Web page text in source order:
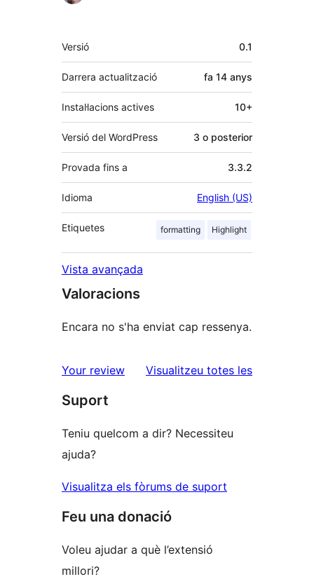
Meta
Versió 0.1
Darrera actualització fa 14 anys
Instal·lacions actives 10+
Versió del WordPress 3 o posterior
Provada fins a 3.3.2
Idioma English (US)
Etiquetes formatting Highlight
Vista avançada
Valoracions
Encara no s'ha enviat cap ressenya.
Your review Visualitzeu totes lesressenyes
Suport
Teniu quelcom a dir? Necessiteu
ajuda?
Visualitza els fòrums de suport
Feu una donació
Voleu ajudar a què l’extensió
millori?